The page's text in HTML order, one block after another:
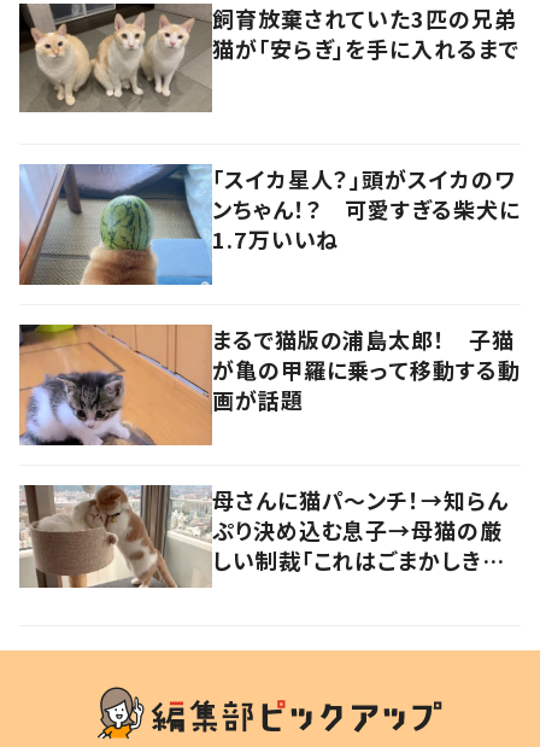
飼育放棄されていた3匹の兄弟
猫が「安らぎ」を手に入れるまで
「スイカ星人？」頭がスイカのワ
ンちゃん！？ 可愛すぎる柴犬に
1.7万いいね
まるで猫版の浦島太郎！ 子猫
が亀の甲羅に乗って移動する動
画が話題
母さんに猫パ～ンチ！→知らん
ぷり決め込む息子→母猫の厳
しい制裁「これはごまかしきれ